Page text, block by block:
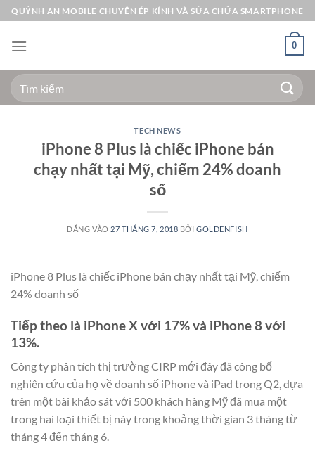
Bỏ
qua
nội
QUỲNH AN MOBILE CHUYÊN ÉP KÍNH VÀ SỬA CHỮA SMARTPHONE
0
Tìm
kiếm:
TECH NEWS
iPhone 8 Plus là chiếc iPhone bán
chạy nhất tại Mỹ, chiếm 24% doanh
số
ĐĂNG VÀO 27 THÁNG 7, 2018 BỞIGOLDENFISH
iPhone 8 Plus là chiếc iPhone bán chạy nhất tại Mỹ, chiếm
24% doanh số
Tiếp theo là iPhone X với 17% và iPhone 8 với
13%.
Công ty phân tích thị trường CIRP mới đây đã công bố
nghiên cứu của họ về doanh số iPhone và iPad trong Q2, dựa
trên một bài khảo sát với 500 khách hàng Mỹ đã mua một
trong hai loại thiết bị này trong khoảng thời gian 3 tháng từ
tháng 4 đến tháng 6.